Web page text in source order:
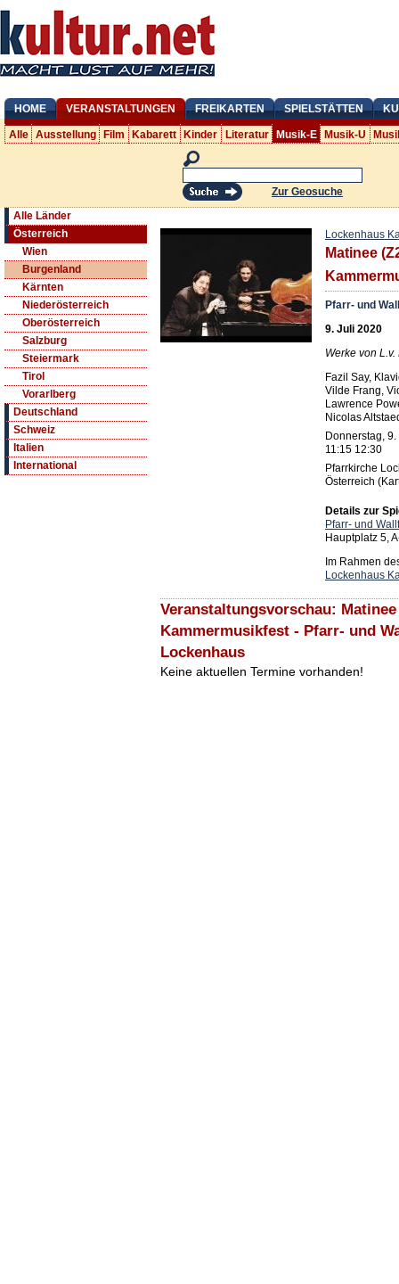
HOME VERANSTALTUNGEN FREIKARTEN SPIELSTÄTTEN
Alle Ausstellung Film Kabarett Kinder Literatur Musik-E Musik-U
Zur Geosuche
Alle Länder
Österreich
Wien
Burgenland
Kärnten
Niederösterreich
Oberösterreich
Salzburg
Steiermark
Tirol
Vorarlberg
Deutschland
Schweiz
Italien
International
Lockenhaus
Matinee
Pfarr- und
9. Juli 2020
Werke von
Fazil Say,
Vilde Frang,
Lawrence
Nicolas
Donnerstag,
11:15 12:30
Pfarrkirche
Österreich
Details zur
Pfarr- und
Hauptplatz 5,
Im Rahmen
Lockenhaus
Veranstaltungsvorschau:
Kammermusikfest - Pfarr- und
Lockenhaus
Keine aktuellen Termine vorhanden!